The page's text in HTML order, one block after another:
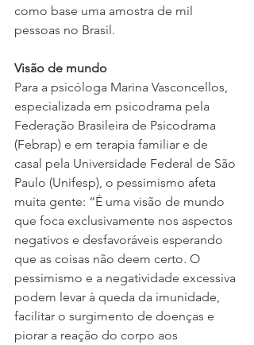
como base uma amostra de mil
pessoas no Brasil.
Visão de mundo
Para a psicóloga Marina Vasconcellos,
especializada em psicodrama pela
Federação Brasileira de Psicodrama
(Febrap) e em terapia familiar e de
casal pela Universidade Federal de São
Paulo (Unifesp), o pessimismo afeta
muita gente: “É uma visão de mundo
que foca exclusivamente nos aspectos
negativos e desfavoráveis esperando
que as coisas não deem certo. O
pessimismo e a negatividade excessiva
podem levar à queda da imunidade,
facilitar o surgimento de doenças e
piorar a reação do corpo aos